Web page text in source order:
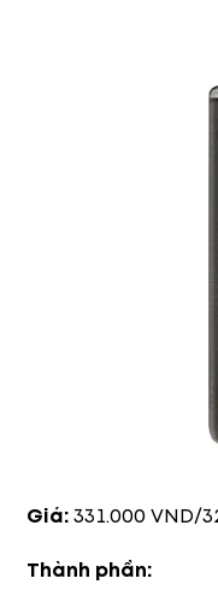
Giá:331.000 VND/
Thành phần: